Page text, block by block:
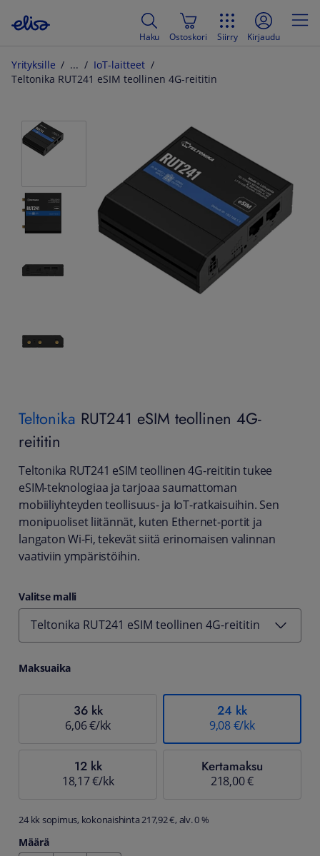
Haku Ostoskori Siirry Kirjaudu
Yrityksille
IoT-laitteet
Teltonika RUT241 eSIM teollinen 4G-reititin
Teltonika RUT241 eSIM teollinen 4G-
reititin
Teltonika RUT241 eSIM teollinen 4G-reititin tukee
eSIM-teknologiaa ja tarjoaa saumattoman
mobiiliyhteyden teollisuus- ja IoT-ratkaisuihin. Sen
monipuoliset liitännät, kuten Ethernet-portit ja
langaton Wi-Fi, tekevät siitä erinomaisen valinnan
vaativiin ympäristöihin.
Valitse malli
Teltonika RUT241 eSIM teollinen 4G-reititin
Maksuaika
36 kk
6,06 €/kk
24 kk
9,08 €/kk
12 kk
18,17 €/kk
Kertamaksu
218,00 €
24 kk sopimus, kokonaishinta 217,92 €, alv. 0 %
Määrä